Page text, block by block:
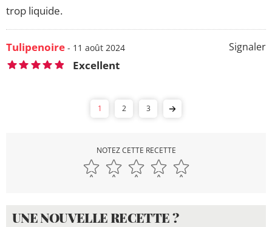
trop liquide.
Signaler
Tulipenoire - 11 août 2024
Excellent
1 2 3
NOTEZ CETTE RECETTE
UNE NOUVELLE RECETTE ?